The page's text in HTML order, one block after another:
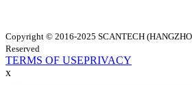
Copyright © 2016-2025 SCANTECH
Reserved
TERMS OF USEPRIVACY
x